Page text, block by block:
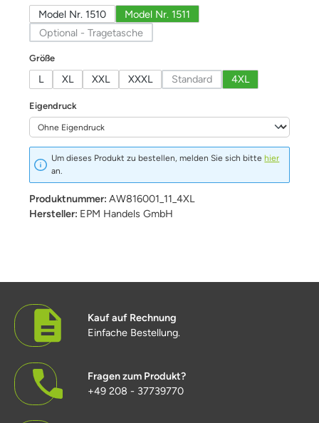
Model Nr. 1510
Model Nr. 1511
Optional - Tragetasche(Diese Option ist zurzeit nicht verfügbar.)
Größeauswählen
L XL XXL XXXL Standard(Diese Option ist zurzeit nicht
4XL
Eigendruck
Um dieses Produkt zu bestellen, melden Sie sich bitte hier
an.
Produktnummer: AW816001_11_4XL
Hersteller: EPM Handels GmbH
Kauf auf Rechnung
Einfache Bestellung.
Fragen zum Produkt?
+49 208 - 37739770